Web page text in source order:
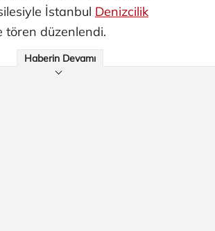
İstanbul Denizcilik
tören düzenlendi.
Haberin Devamı